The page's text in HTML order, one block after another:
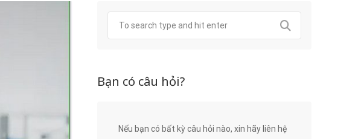
Bạn có câu hỏi?
Nếu bạn có bất kỳ câu hỏi nào, xin hãy liên hệ